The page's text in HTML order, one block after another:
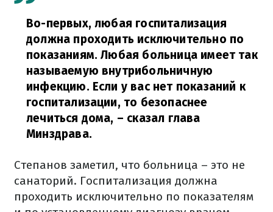
Во-первых, любая госпитализация
должна проходить исключительно по
показаниям. Любая больница имеет так
называемую внутрибольничную
инфекцию. Если у вас нет показаний к
госпитализации, то безопаснее
лечиться дома, – сказал глава
Минздрава.
Степанов заметил, что больница – это не
санаторий. Госпитализация должна
проходить исключительно по показателям